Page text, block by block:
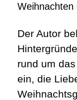
Weihnachten
Der Autor
rund um
ein, die